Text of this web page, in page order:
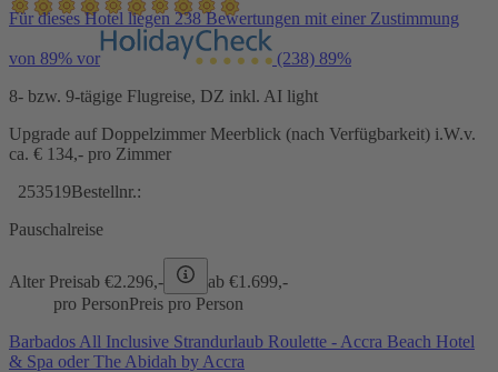
Für dieses Hotel liegen 238 Bewertungen mit einer Zustimmung
von 89% vor (238) 89%
8- bzw. 9-tägige Flugreise, DZ inkl. AI light
Upgrade auf Doppelzimmer Meerblick (nach Verfügbarkeit) i.W.v.
ca. € 134,- pro Zimmer
253519Bestellnr.:
Pauschalreise
Alter Preisab €2.296,- ab €1.699,-
pro PersonPreis pro Person
Barbados All Inclusive Strandurlaub Roulette - Accra Beach Hotel
& Spa oder The Abidah by Accra